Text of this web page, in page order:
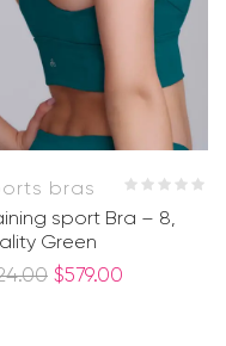
bras
sport Bra – 8,
Green
$579.00